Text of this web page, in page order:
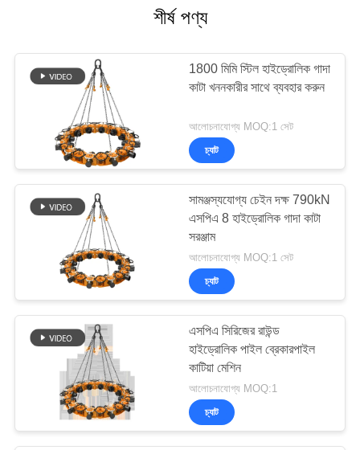
শীর্ষ পণ্য
1800 মিমি স্টিল হাইড্রোলিক গাদা
কাটা খননকারীর সাথে ব্যবহার করুন
আলোচনাযোগ্য MOQ:1 সেট
চ্যাট
সামঞ্জস্যযোগ্য চেইন দক্ষ 790kN
এসপিএ 8 হাইড্রোলিক গাদা কাটা
সরঞ্জাম
আলোচনাযোগ্য MOQ:1 সেট
চ্যাট
এসপিএ সিরিজের রাউন্ড
হাইড্রোলিক পাইল ব্রেকারপাইল
কাটিয়া মেশিন
আলোচনাযোগ্য MOQ:1
চ্যাট